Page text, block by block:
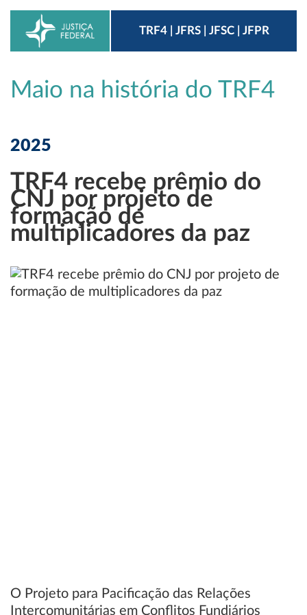
TRF4 | JFRS | JFSC | JFPR
Maio na história do TRF4
2025
TRF4 recebe prêmio do
CNJ por projeto de
formação de
multiplicadores da paz
O Projeto para Pacificação das Relações
Intercomunitárias em Conflitos Fundiários